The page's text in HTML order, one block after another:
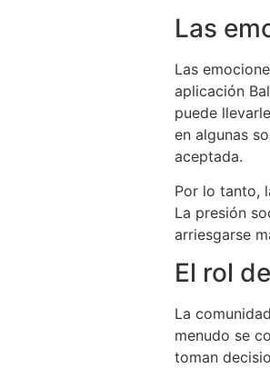
Las
Las
aplicación
puede
en algunas
aceptada.
Por lo tanto,
La presión
arriesgarse
El rol
La
menudo se
toman